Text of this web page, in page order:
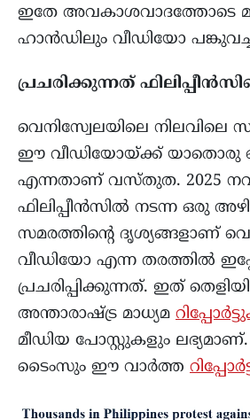
ഇതേ അവകാശവാദത്തോടെ
ഹാൻഡിലും വീഡിയോ
പ്രചരിക്കുന്നത്
വെനിസ്വേലയിലെ നിലവിലെ
ഈ വീഡിയോയ്ക്ക് യാതൊരു
എന്നതാണ് വസ്തുത. 2025
ഫിലിപ്പീൻസിൽ നടന്ന ഒരു
സമരത്തിന്റെ ദൃശ്യങ്ങളാണ്
വീഡിയോ എന്ന തരത്തിൽ
പ്രചരിപ്പിക്കുന്നത്. ഇത്
അന്താരാഷ്ട്ര മാധ്യമ
മീഡിയ പോസ്റ്റുകളും
ടൈംസും ഈ വാർത്ത